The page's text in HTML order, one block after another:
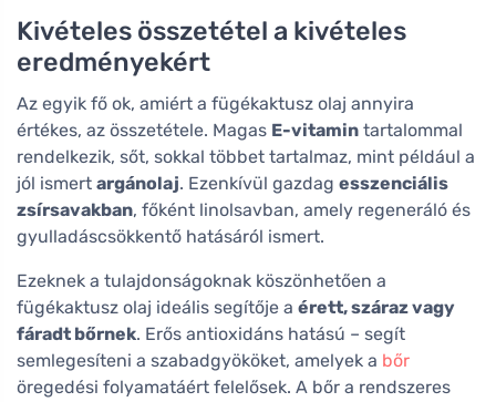
Kivételes összetétel a kivételes
eredményekért
Az egyik fő ok, amiért a fügékaktusz olaj annyira
értékes, az összetétele. Magas E-vitamin tartalommal
rendelkezik, sőt, sokkal többet tartalmaz, mint például a
jól ismert argánolaj. Ezenkívül gazdag esszenciális
zsírsavakban, főként linolsavban, amely regeneráló és
gyulladáscsökkentő hatásáról ismert.
Ezeknek a tulajdonságoknak köszönhetően a
fügékaktusz olaj ideális segítője a érett, száraz vagy
fáradt bőrnek. Erős antioxidáns hatású – segít
semlegesíteni a szabadgyököket, amelyek a bőr
öregedési folyamatáért felelősek. A bőr a rendszeres